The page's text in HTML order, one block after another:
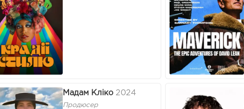
Мадам Кліко 2024
Продюсер